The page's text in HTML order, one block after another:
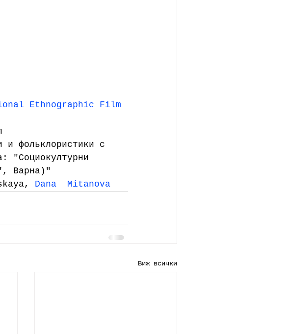
Ethnographic Film
и фольклористики с
"Социокултурни
Варна)"
Dana  Mitanova
Виж всички